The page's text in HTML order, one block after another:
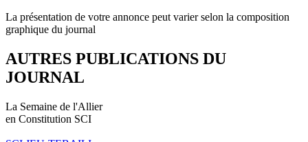
La présentation de votre annonce peut varier selon la composition
graphique du journal
AUTRES PUBLICATIONS DU
JOURNAL
La Semaine de l'Allier
en Constitution SCI